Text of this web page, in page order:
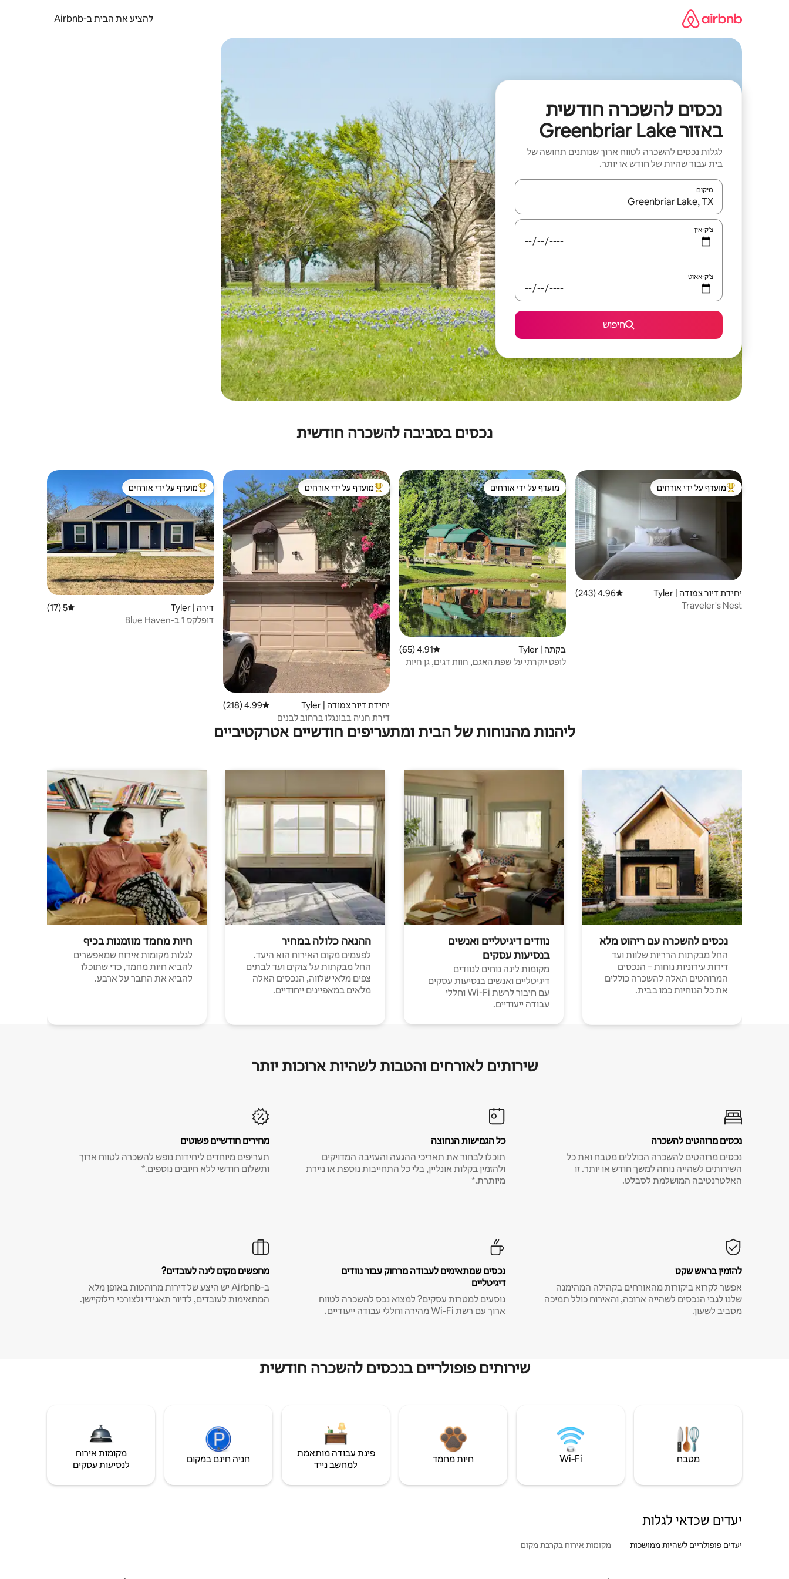
להציע את הבית ב-Airbnb
נכסים להשכרה חודשית
באזור Greenbriar Lake
לגלות נכסים להשכרה לטווח ארוך שנותנים תחושה של
בית עבור שהיות של חודש או יותר.
מיקום
כאשר התוצאות יהיו זמינות, יש לנווט עם מקשי החיצים למעלה ולמטה או לעיין בעזרת תנועות מגע או החלקה.
צ'ק-אין
צ'ק-אאוט
חיפוש
נכסים בסביבה להשכרה חודשית
מוביל בקרב נכסים מועדפים על ידי אורחים
מועדף על ידי אורחים
יחידת דיור צמודה | Tyler דירוג ממוצע של 4.96 מתוך 5, 243 ביקורות
4.96 (243)
Traveler's Nest
מועדף על ידי אורחים
מועדף על ידי אורחים
בקתה | Tyler דירוג ממוצע של 4.91 מתוך 5, 65 ביקורות
4.91 (65)
לופט יוקרתי על שפת האגם, חוות דגים, גן חיות
מוביל בקרב נכסים מועדפים על ידי אורחים
מועדף על ידי אורחים
יחידת דיור צמודה | Tyler דירוג ממוצע של 4.99 מתוך 5, 218 ביקורות
4.99 (218)
דירת חניה בבונגלו ברחוב לבנים
מוביל בקרב נכסים מועדפים על ידי אורחים
מועדף על ידי אורחים
דירה | Tyler דירוג ממוצע של 5 מתוך 5, 17 ביקורות
5 (17)
דופלקס 1 ב-Blue Haven
ליהנות מהנוחות של הבית ומתעריפים חודשיים אטרקטיביים
נכסים להשכרה עם ריהוט מלא
החל מבקתות הרריות שלוות ועד
דירות עירוניות נוחות – הנכסים
המרוהטים האלה להשכרה כוללים
את כל הנוחיות כמו בבית.
נוודים דיגיטליים ואנשים
בנסיעות עסקים
מקומות לינה נוחים לנוודים
דיגיטליים ואנשים בנסיעות עסקים
עם חיבור לרשת Wi-Fi וחללי
עבודה ייעודיים.
ההנאה כלולה במחיר
לפעמים מקום האירוח הוא היעד.
החל מבקתות על צוקים ועד לבתים
צפים מלאי שלווה, הנכסים האלה
מלאים במאפיינים ייחודיים.
חיות מחמד מוזמנות בכיף
לגלות מקומות אירוח שמאפשרים
להביא חיות מחמד, כדי שתוכלו
להביא את החבר על ארבע.
שירותים לאורחים והטבות לשהיות ארוכות יותר
נכסים מרוהטים להשכרה
נכסים מרוהטים להשכרה הכוללים מטבח ואת כל
השירותים לשהייה נוחה למשך חודש או יותר. זו
האלטרנטיבה המושלמת לסבלט.
כל הגמישות הנחוצה
תוכלו לבחור את תאריכי ההגעה והעזיבה המדויקים
ולהזמין בקלות אונליין, בלי כל התחייבות נוספת או ניירת
מיותרת.*
מחירים חודשיים פשוטים
תעריפים מיוחדים ליחידות נופש להשכרה לטווח ארוך
ותשלום חודשי ללא חיובים נוספים.*
להזמין בראש שקט
אפשר לקרוא ביקורות מהאורחים בקהילה המהימנה
שלנו לגבי הנכסים לשהייה ארוכה, והאירוח כולל תמיכה
מסביב לשעון.
נכסים שמתאימים לעבודה מרחוק עבור נוודים
דיגיטליים
נוסעים למטרות עסקים? למצוא נכס להשכרה לטווח
ארוך עם רשת Wi-Fi מהירה וחללי עבודה ייעודיים.
מחפשים מקום לינה לעובדים?
ב-Airbnb יש היצע של דירות מרוהטות באופן מלא
המתאימות לעובדים, לדיור תאגידי ולצורכי רילוקיישן.
שירותים פופולריים בנכסים להשכרה חודשית
מטבח Wi‑Fi חיות מחמד
פינת עבודה מותאמת
למחשב נייד
חניה חינם במקום
מקומות אירוח
לנסיעות עסקים
יעדים שכדאי לגלות
יעדים פופולריים לשהיות ממושכות מקומות אירוח בקרבת מקום